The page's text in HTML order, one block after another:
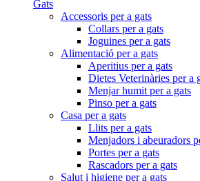
Gats
Accessoris per a gats
Collars per a gats
Joguines per a gats
Alimentació per a gats
Aperitius per a gats
Dietes Veterinàries per a
Menjar humit per a gats
Pinso per a gats
Casa per a gats
Llits per a gats
Menjadors i abeuradors
Portes per a gats
Rascadors per a gats
Salut i higiene per a gats